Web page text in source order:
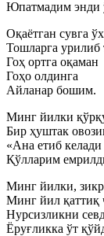
Юпатмадим энди
Оқаётган сувга
Тошларга урилиб
Гоҳ ортга оқаман
Гоҳо олдинга
Айланар бошим.
Минг йилки
Бир ҳуштак
«Ана етиб
Қўлларим
Минг йилки,
Минг йил қаттиқ
Нурсизликни
Ёруғликка ўт